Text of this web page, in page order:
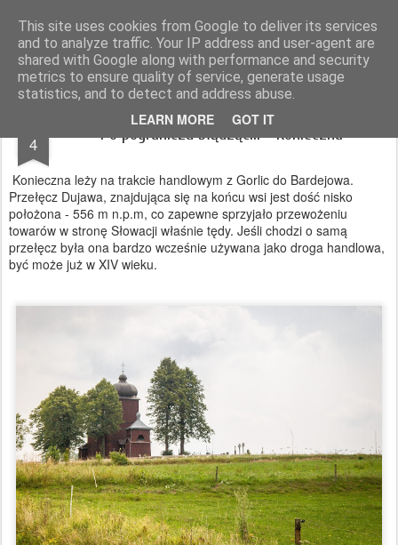
This site uses cookies from Google to deliver its services
and to analyze traffic. Your IP address and user-agent are
shared with Google along with performance and security
metrics to ensure quality of service, generate usage
statistics, and to detect and address abuse.
LEARN MORE GOT IT
Magurskie wyprawy podróże, góry, fotografia
Pages
4 Po pograniczu błądząc... - Konieczna
Konieczna leży na trakcie handlowym z Gorlic do Bardejowa.
Przełęcz Dujawa, znajdująca się na końcu wsi jest dość nisko
położona - 556 m n.p.m, co zapewne sprzyjało przewożeniu
towarów w stronę Słowacji właśnie tędy. Jeśli chodzi o samą
przełęcz była ona bardzo wcześnie używana jako droga handlowa,
być może już w XIV wieku.